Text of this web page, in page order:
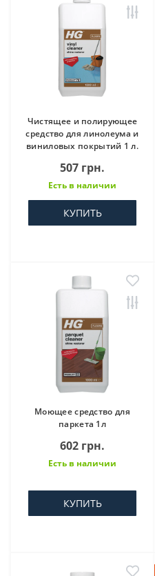
Чистящее и полирующее
средство для линолеума и
виниловых покрытий 1 л.
507 грн.
Есть в наличии
КУПИТЬ
Моющее средство для
паркета 1л
602 грн.
Есть в наличии
КУПИТЬ